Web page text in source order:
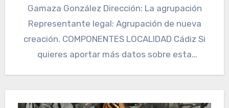
Gamaza González Dirección: La agrupación
Representante legal: Agrupación de nueva
creación. COMPONENTES LOCALIDAD Cádiz Si
quieres aportar más datos sobre esta